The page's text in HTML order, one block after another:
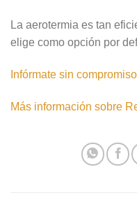
La aerotermia es tan
elige como opción por
Infórmate sin compromiso
Más información sobre